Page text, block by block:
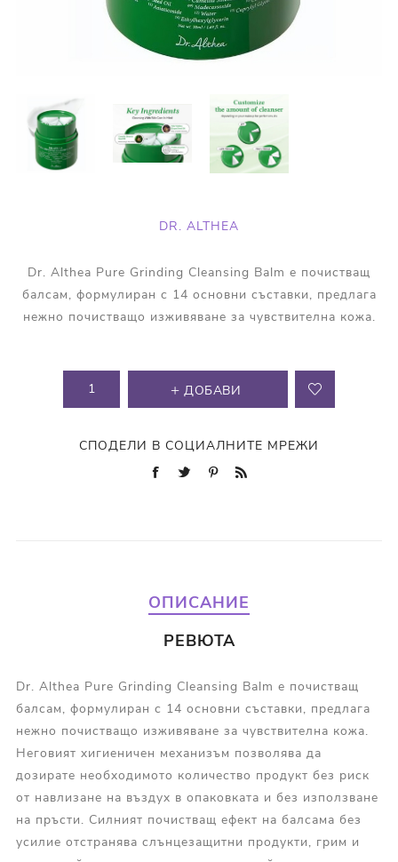
DR. ALTHEA
Dr. Althea Pure Grinding Cleansing Balm е почистващ
балсам, формулиран с 14 основни съставки, предлага
нежно почистващо изживяване за чувствителна кожа.
ДОБАВИ
СПОДЕЛИ В СОЦИАЛНИТЕ МРЕЖИ
ОПИСАНИЕ
РЕВЮТА
Dr. Althea Pure Grinding Cleansing Balm е почистващ
балсам, формулиран с 14 основни съставки, предлага
нежно почистващо изживяване за чувствителна кожа.
Неговият хигиеничен механизъм позволява да
дозирате необходимото количество продукт без риск
от навлизане на въздух в опаковката и без използване
на пръсти. Силният почистващ ефект на балсама без
усилие отстранява слънцезащитни продукти, грим и